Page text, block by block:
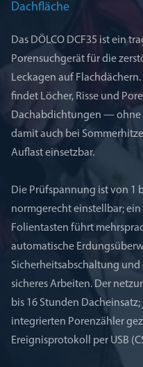
Dachfläche
Das DÖLCO DCF35 ist ein
Porensuchgerät für die
Leckagen auf
findet Löcher, Risse und
Dachabdichtungen — ohne
damit auch bei
Auflast einsetzbar.
Die Prüfspannung ist von 1
normgerecht einstellbar;
Folientasten führt
automatische
Sicherheitsabschaltung und
sicheres Arbeiten. Der
bis 16 Stunden
integrierten Porenzähler
Ereignisprotokoll per USB